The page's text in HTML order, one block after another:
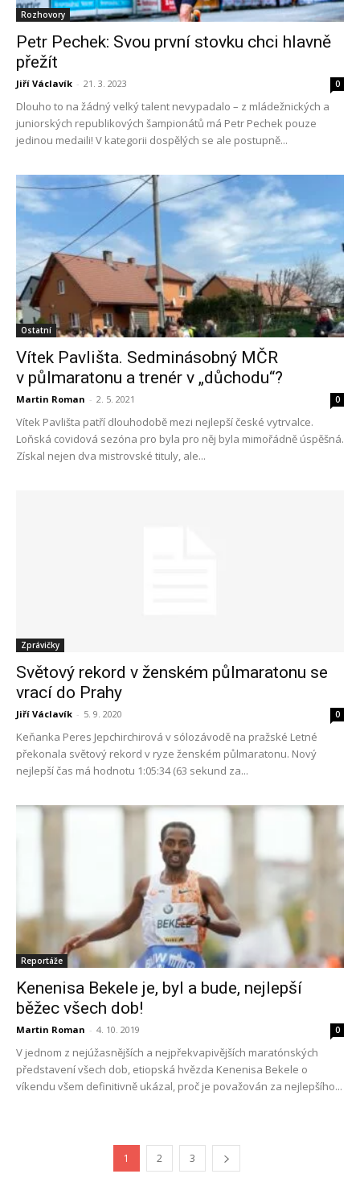
Rozhovory
Petr Pechek: Svou první stovku chci hlavně
přežít
Jiří Václavík - 21. 3. 2023 0
Dlouho to na žádný velký talent nevypadalo – z mládežnických a
juniorských republikových šampionátů má Petr Pechek pouze
jedinou medaili! V kategorii dospělých se ale postupně...
Ostatní
Vítek Pavlišta. Sedminásobný MČR
v půlmaratonu a trenér v „důchodu“?
Martin Roman - 2. 5. 2021 0
Vítek Pavlišta patří dlouhodobě mezi nejlepší české vytrvalce.
Loňská covidová sezóna pro byla pro něj byla mimořádně úspěšná.
Získal nejen dva mistrovské tituly, ale...
Zprávičky
Světový rekord v ženském půlmaratonu se
vrací do Prahy
Jiří Václavík - 5. 9. 2020 0
Keňanka Peres Jepchirchirová v sólozávodě na pražské Letné
překonala světový rekord v ryze ženském půlmaratonu. Nový
nejlepší čas má hodnotu 1:05:34 (63 sekund za...
Reportáže
Kenenisa Bekele je, byl a bude, nejlepší
běžec všech dob!
Martin Roman - 4. 10. 2019 0
V jednom z nejúžasnějších a nejpřekvapivějších maratónských
představení všech dob, etiopská hvězda Kenenisa Bekele o
víkendu všem definitivně ukázal, proč je považován za nejlepšího...
1 2 3